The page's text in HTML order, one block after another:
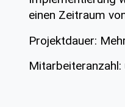
einen Zeitraum
Projektdauer:
Mitarbeiteranzahl: